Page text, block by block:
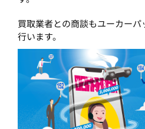
買取業者との商談もユーカー
行います。